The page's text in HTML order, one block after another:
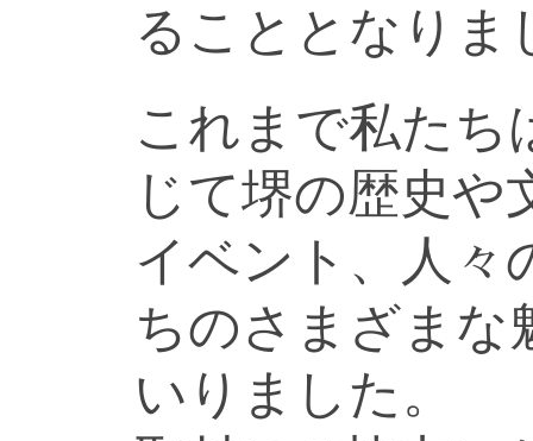
ることとなりま
これまで私たち
じて堺の歴史や
イベント、人々
ちのさまざまな
いりました。